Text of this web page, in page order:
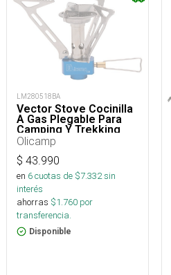
LM280518BA
Vector Stove Cocinilla
A Gas Plegable Para
Camping Y Trekking
Olicamp
$ 43.990
en 6cuotas de $7.332sin
interés
ahorras $1.760 por
transferencia.
Disponible